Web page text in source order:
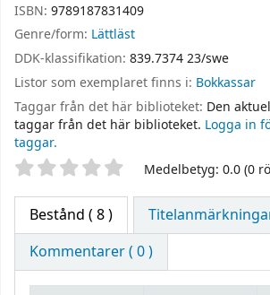
ISBN: 9789187831409
Genre/form: Lättläst
DDK-klassifikation: 839.7374 23/swe
Listor som exemplaret finns i: Bokkassar
Taggar från det här biblioteket: Den
taggar från det här biblioteket. Logga in
taggar.
Betyg Medelbetyg: 0.0 (0
Bestånd ( 8 )
Kommentarer ( 0 )